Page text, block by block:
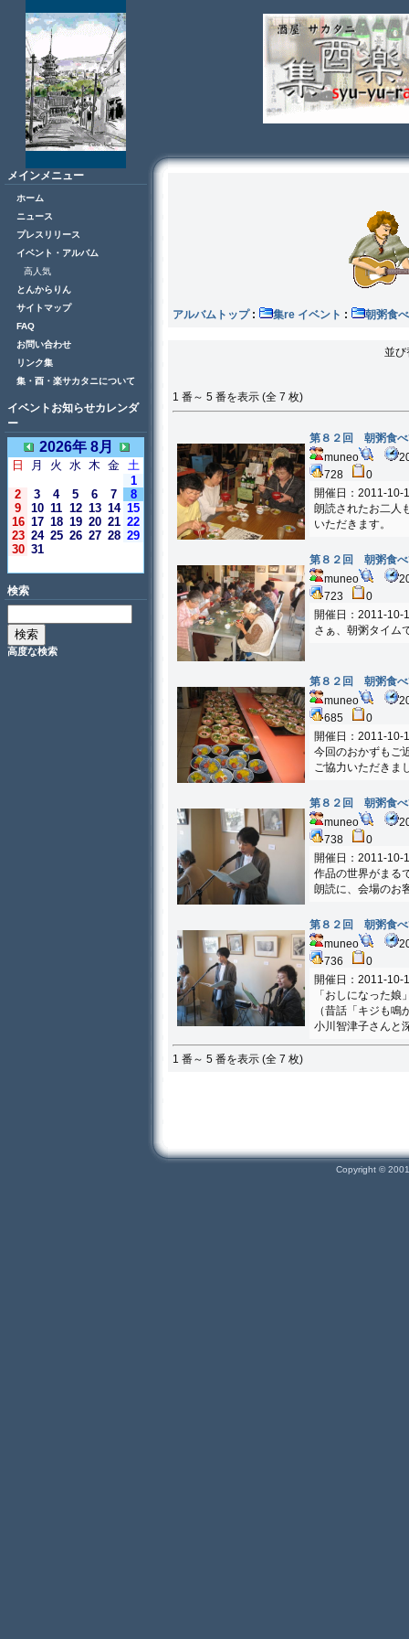
メインメニュー
ホーム
ニュース
プレスリリース
イベント・アルバム
高人気
とんからりん
サイトマップ
FAQ
お問い合わせ
リンク集
集・酉・楽サカタニについて
イベントお知らせカレンダ
ー
2026年 8月
日 月 火 水 木 金 土
1
2
3 4 5 6 7
8
9
10 11 12 13 14 15
16 17 18 19 20 21 22
23 24 25 26 27 28 29
30 31
検索
高度な検索
アルバムトップ: 集re イベント : 朝粥食
並
1 番～ 5 番を表示 (全 7 枚)
第８２回 朝粥食べ
muneo
728
0
開催日：2011-10-
朗読されたお二人
いただきます。
第８２回 朝粥食べ
muneo
723
0
開催日：2011-10-
さぁ、朝粥タイム
第８２回 朝粥食べ
muneo
685
0
開催日：2011-10-
今回のおかずもご
ご協力いただきま
第８２回 朝粥食べ
muneo
738
0
開催日：2011-10-
作品の世界がまる
朗読に、会場のお
第８２回 朝粥食べ
muneo
736
0
開催日：2011-10-
「おしになった
（昔話「キジも
小川智津子さんと
1 番～ 5 番を表示 (全 7 枚)
Copyright ©